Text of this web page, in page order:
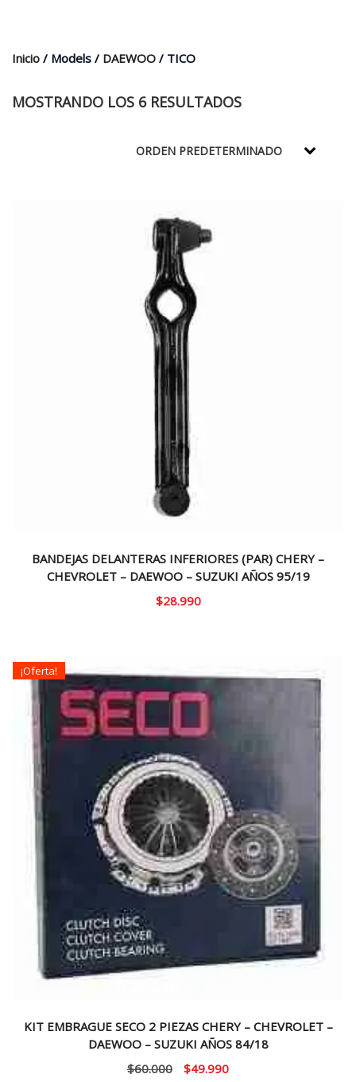
Inicio / Models / DAEWOO / TICO
MOSTRANDO LOS 6 RESULTADOS
BANDEJAS DELANTERAS INFERIORES (PAR) CHERY –
CHEVROLET – DAEWOO – SUZUKI AÑOS 95/19
$28.990
¡Oferta!
KIT EMBRAGUE SECO 2 PIEZAS CHERY – CHEVROLET –
DAEWOO – SUZUKI AÑOS 84/18
$60.000
El
$49.990El